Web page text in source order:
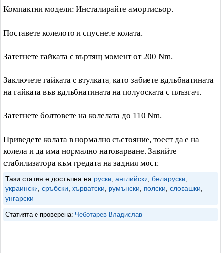
Компактни модели: Инсталирайте амортисьор.
Поставете колелото и спуснете колата.
Затегнете гайката с въртящ момент от 200 Nm.
Заключете гайката с втулката, като забиете вдлъбнатината
на гайката във вдлъбнатината на полуоската с плъзгач.
Затегнете болтовете на колелата до 110 Nm.
Приведете колата в нормално състояние, тоест да е на
колела и да има нормално натоварване. Завийте
стабилизатора към гредата на задния мост.
Тази статия е достъпна на руски английски беларуски
украински сръбски хърватски румънски полски словашки
унгарски
Статията е проверена: Чеботарев Владислав